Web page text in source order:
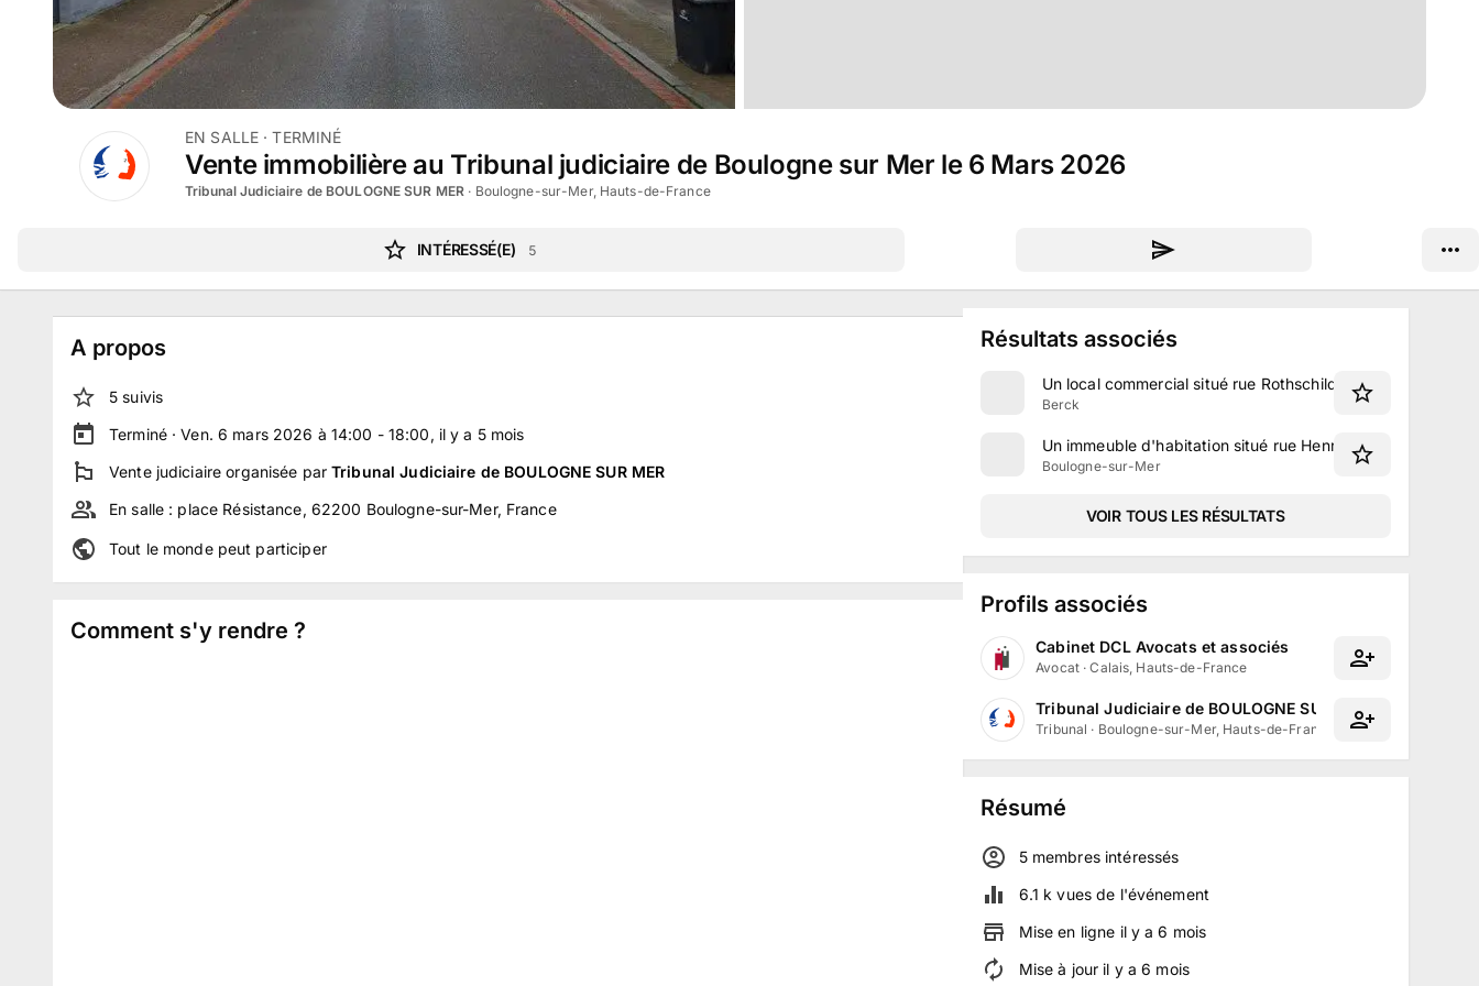
EN SALLE · TERMINÉ
Vente immobilière au Tribunal judiciaire de Boulogne sur Mer le 6 Mars 2026
Tribunal Judiciaire de BOULOGNE SUR MER · Boulogne-sur-Mer, Hauts-de-France
INTÉRESSÉ(E) 5
A propos
5 suivis
Terminé ·Ven. 6 mars 2026 à 14:00 - 18:00, il y a 5 mois
Vente judiciaire organisée parTribunal Judiciaire de BOULOGNE SUR MER
En salle : place Résistance, 62200 Boulogne-sur-Mer, France
Tout le monde peut participer
Comment s'y rendre ?
Résultats associés
Un local commercial situé rue Rothschild à Berck
Berck
Un immeuble d'habitation situé rue Henri Fabre à
Boulogne-sur-Mer
VOIR TOUS LES RÉSULTATS
Profils associés
Cabinet DCL Avocats et associés
Avocat ·Calais, Hauts-de-France
Tribunal Judiciaire de BOULOGNE SUR MER
Tribunal · Boulogne-sur-Mer, Hauts-de-France
Résumé
5membresintéressés
6.1 k vues de l'événement
Mise en ligne il y a6 mois
Mise à jour il y a6 mois